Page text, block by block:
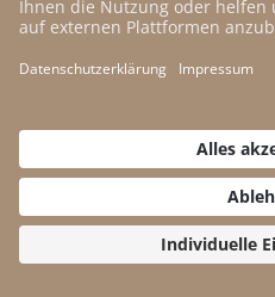
Im internationalen
hat sich die Stadt
Jahrzehnten durch
strukturellen,
Umwelt stark
dieser